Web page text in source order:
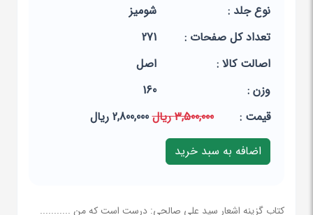
نوع جلد :
شومیز
تعداد کل صفحات :
271
اصالت کالا :
اصل
وزن :
160
قيمت :
3,500,000 ریال 2,800,000 ریال
کتاب گزینه اشعار سید علی صالحی: درست است که من ...........